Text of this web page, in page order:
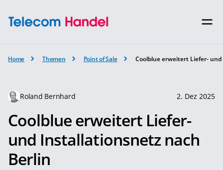
Home Themen Point of Sale Coolblue erweitert Liefer-
Roland Bernhard 2. Dez 2025
Coolblue erweitert Liefer-
und Installationsnetz nach
Berlin